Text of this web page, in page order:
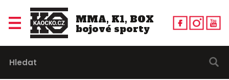
MMA, K1, BOX
bojové sporty